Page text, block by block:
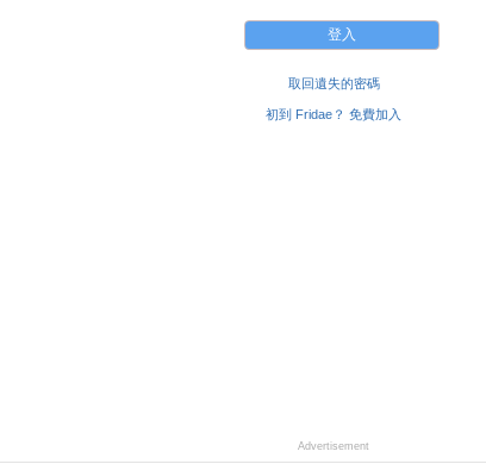
取回遺失的密碼
初到 Fridae？ 免費加入
Advertisement